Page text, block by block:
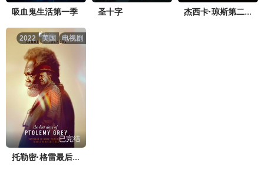
吸血鬼生活第一季 圣十字 杰西卡·琼斯第二季
电视剧
美国
2022
已完结
托勒密·格雷最后的日子